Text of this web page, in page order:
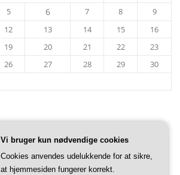
5 6 7 8
9
12 13 14 15
16
19 20 21 22
23
26 27 28 29
30
Vi bruger kun nødvendige cookies
Cookies anvendes udelukkende for at sikre,
at hjemmesiden fungerer korrekt.